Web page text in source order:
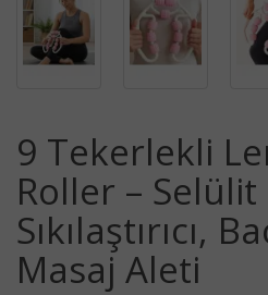
9 Tekerlekli
Roller –
Sıkılaştırıcı,
Masaj Aleti